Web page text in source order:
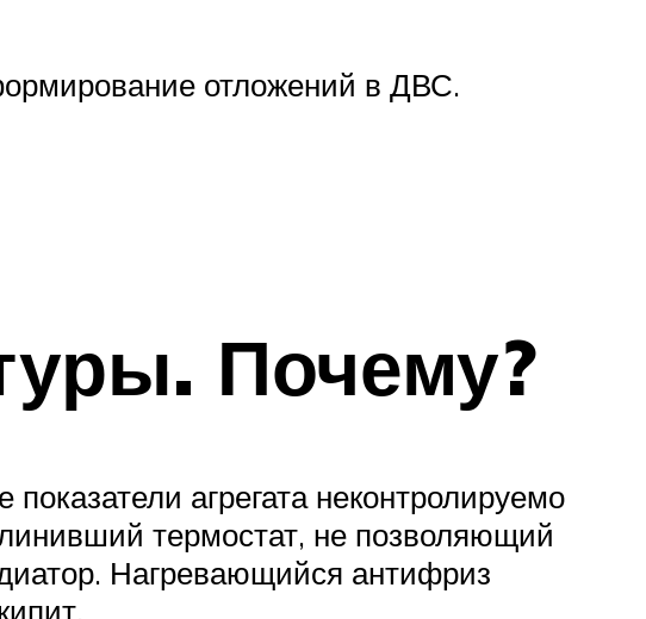
отложений в ДВС.
Почему?
агрегата неконтролируемо
термостат, не позволяющий
Нагревающийся антифриз